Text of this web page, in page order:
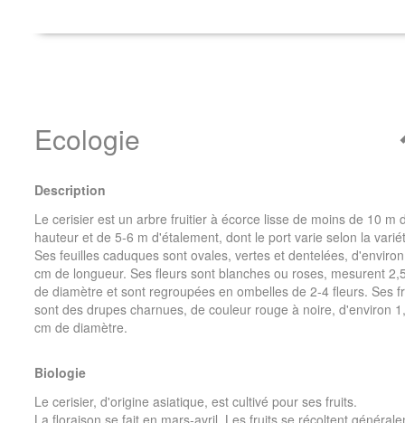
Ecologie
Description
Le cerisier est un arbre fruitier à écorce lisse de moins de 10 m
hauteur et de 5-6 m d'étalement, dont le port varie selon la
Ses feuilles caduques sont ovales, vertes et dentelées,
cm de longueur. Ses fleurs sont blanches ou roses, mesurent
de diamètre et sont regroupées en ombelles de 2-4 fleurs. Ses
sont des drupes charnues, de couleur rouge à noire, d'environ
cm de diamètre.
Biologie
Le cerisier, d'origine asiatique, est cultivé pour ses fruits.